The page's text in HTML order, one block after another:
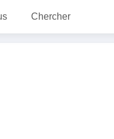
Chercher